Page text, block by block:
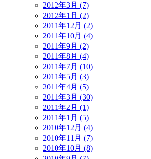
2012年3月 (7)
2012年1月 (2)
2011年12月 (2)
2011年10月 (4)
2011年9月 (2)
2011年8月 (4)
2011年7月 (10)
2011年5月 (3)
2011年4月 (5)
2011年3月 (30)
2011年2月 (1)
2011年1月 (5)
2010年12月 (4)
2010年11月 (7)
2010年10月 (8)